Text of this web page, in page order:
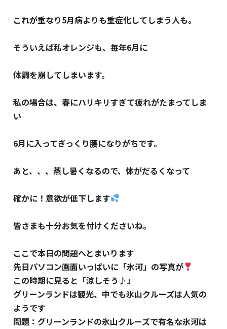
これが重なり5月病よりも重症化してしまう人も。
そういえば私オレンジも、毎年6月に
体調を崩してしまいます。
私の場合は、春にハリキリすぎて疲れがたまってしま
い
6月に入ってぎっくり腰になりがちです。
あと、、、蒸し暑くなるので、体がだるくなって
確かに！意欲が低下します
皆さまも十分お気を付けくださいね。
ここで本日の問題へとまいります
先日パソコン画面いっぱいに「氷河」の写真が
この時期に見ると「涼しそう♪」
グリーンランドは観光、中でも氷山クルーズは人気の
ようです
問題：グリーンランドの氷山クルーズで有名な氷河は